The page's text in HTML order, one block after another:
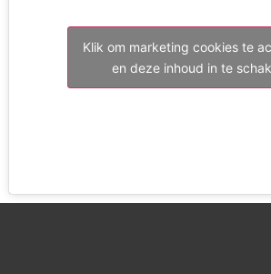
Klik om marketing cookies te
en deze inhoud in te